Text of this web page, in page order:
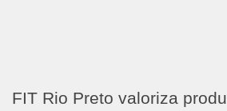
FIT Rio Preto valoriza